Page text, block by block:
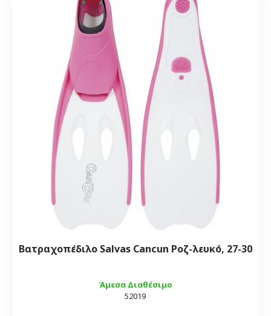
Άμεσα Διαθέσιμο
52019
Βατραχοπέδιλο Salvas Cancun Ροζ-λευκό, 27-30